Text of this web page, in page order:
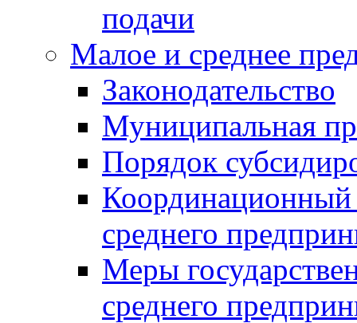
подачи
Малое и среднее
Законодательство
Муниципальная
Порядок
Координационный
среднего
Меры
среднего